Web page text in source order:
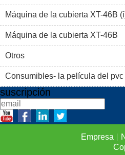
Máquina de la cubierta XT-46B
Máquina de la cubierta XT-46B
(II)
Otros
Consumibles- la película del pvc
suscripción
Empresa